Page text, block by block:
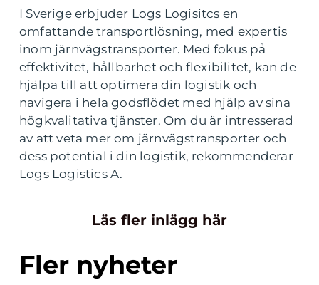
I Sverige erbjuder Logs Logisitcs en
omfattande transportlösning, med expertis
inom järnvägstransporter. Med fokus på
effektivitet, hållbarhet och flexibilitet, kan de
hjälpa till att optimera din logistik och
navigera i hela godsflödet med hjälp av sina
högkvalitativa tjänster. Om du är intresserad
av att veta mer om järnvägstransporter och
dess potential i din logistik, rekommenderar
Logs Logistics A.
Läs fler inlägg här
Fler nyheter